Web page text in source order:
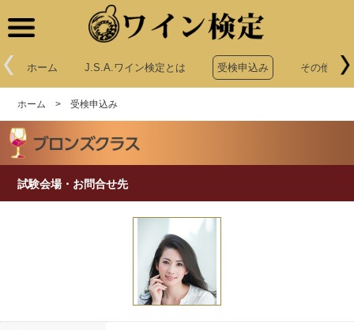
ホーム J.S.A.ワイン検定とは 受検申込み その他申込
ホーム >受検申込み
試験会場・お問合せ先